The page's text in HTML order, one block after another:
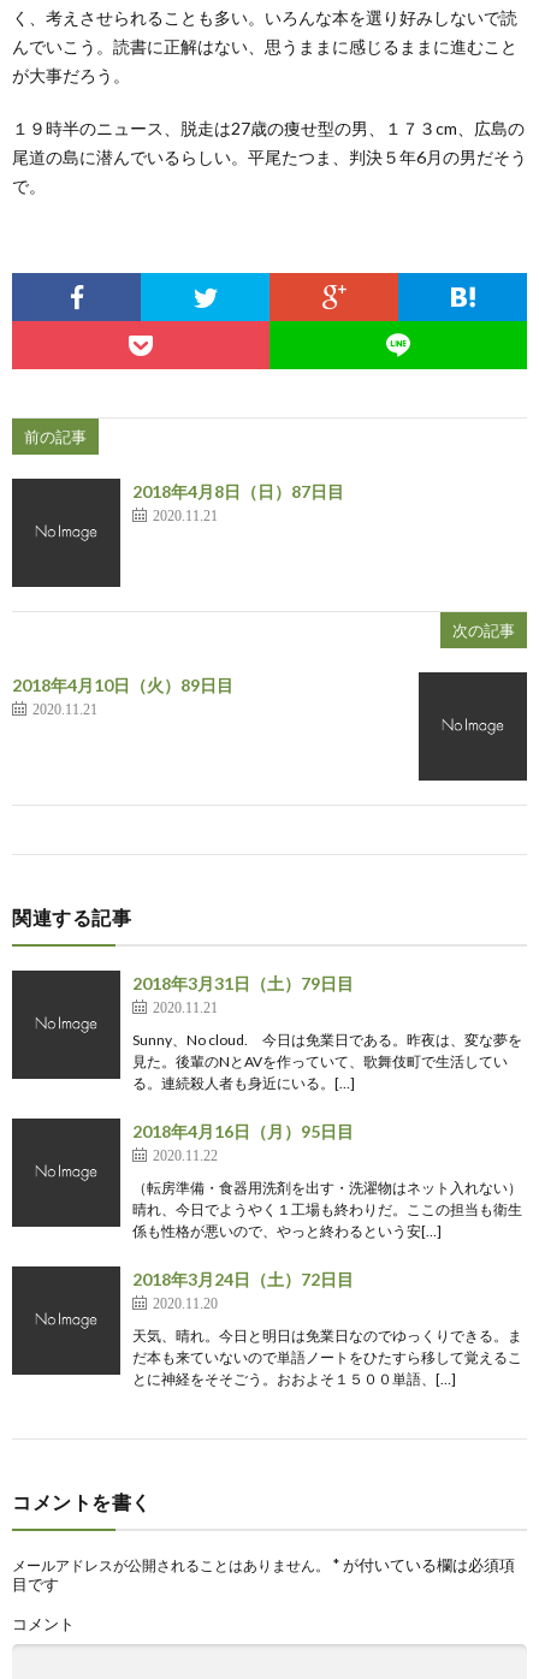
く、考えさせられることも多い。いろんな本を選り好みしないで読
んでいこう。読書に正解はない、思うままに感じるままに進むこと
が大事だろう。
１９時半のニュース、脱走は27歳の痩せ型の男、１７３cm、広島の
尾道の島に潜んでいるらしい。平尾たつま、判決５年6月の男だそう
で。
前の記事
2018年4月8日（日）87日目
2020.11.21
次の記事
2018年4月10日（火）89日目
2020.11.21
関連する記事
2018年3月31日（土）79日目
2020.11.21
Sunny、No cloud. 今日は免業日である。昨夜は、変な夢を
見た。後輩のNとAVを作っていて、歌舞伎町で生活してい
る。連続殺人者も身近にいる。[…]
2018年4月16日（月）95日目
2020.11.22
（転房準備・食器用洗剤を出す・洗濯物はネット入れない）
晴れ、今日でようやく１工場も終わりだ。ここの担当も衛生
係も性格が悪いので、やっと終わるという安[…]
2018年3月24日（土）72日目
2020.11.20
天気、晴れ。今日と明日は免業日なのでゆっくりできる。ま
だ本も来ていないので単語ノートをひたすら移して覚えるこ
とに神経をそそごう。おおよそ１５００単語、[…]
コメントを書く
メールアドレスが公開されることはありません。 *が付いている欄は必須項
目です
コメント